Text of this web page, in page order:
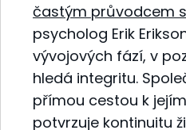
častým průvodcem
psycholog Erik
vývojových fází, v
hledá integritu.
přímou cestou k
potvrzuje kontinuitu